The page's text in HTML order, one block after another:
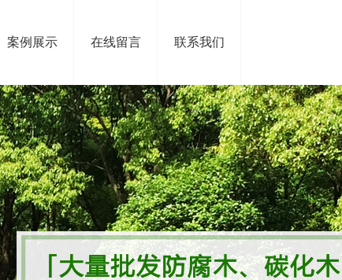
案例展示 在线留言 联系我们